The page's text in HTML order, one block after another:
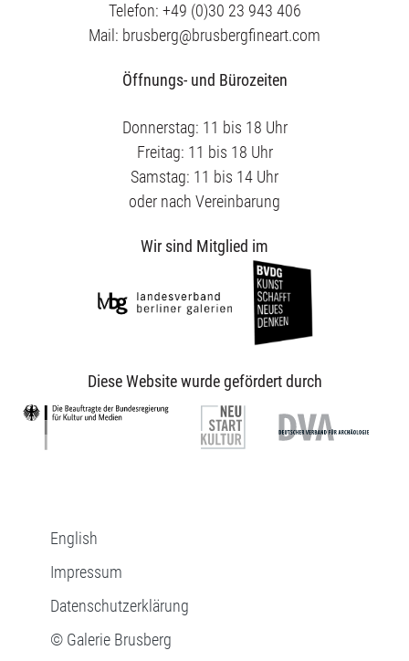
Aktuelles
Publikationen
English
Telefon: +49 (0)30 23 943 406
Mail: brusberg@brusbergfineart.com
Öffnungs- und Bürozeiten
Donnerstag: 11 bis 18 Uhr
Freitag: 11 bis 18 Uhr
Samstag: 11 bis 14 Uhr
oder nach Vereinbarung
Wir sind Mitglied im
Diese Website wurde gefördert durch
English
Impressum
Datenschutzerklärung
© Galerie Brusberg